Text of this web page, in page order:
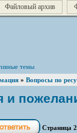
Файловый архив
темы
» Вопросы по
и
Страница